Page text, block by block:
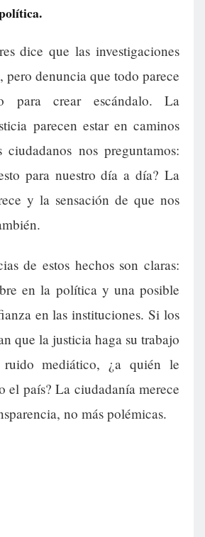
dice que las investigaciones
pero denuncia que todo parece
para crear escándalo. La
parecen estar en caminos
nos preguntamos:
para nuestro día a día? La
y la sensación de que nos
de estos hechos son claras:
en la política y una posible
en las instituciones. Si los
que la justicia haga su trabajo
mediático, ¿a quién le
el país? La ciudadanía merece
no más polémicas.